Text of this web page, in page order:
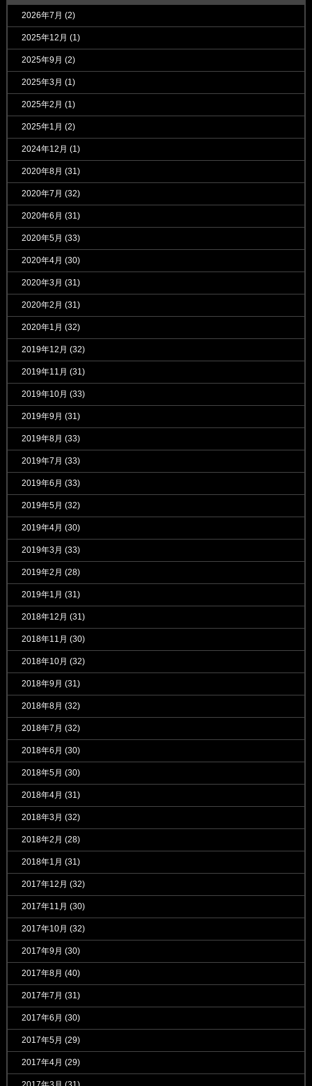
2026年7月 (2)
2025年12月 (1)
2025年9月 (2)
2025年3月 (1)
2025年2月 (1)
2025年1月 (2)
2024年12月 (1)
2020年8月 (31)
2020年7月 (32)
2020年6月 (31)
2020年5月 (33)
2020年4月 (30)
2020年3月 (31)
2020年2月 (31)
2020年1月 (32)
2019年12月 (32)
2019年11月 (31)
2019年10月 (33)
2019年9月 (31)
2019年8月 (33)
2019年7月 (33)
2019年6月 (33)
2019年5月 (32)
2019年4月 (30)
2019年3月 (33)
2019年2月 (28)
2019年1月 (31)
2018年12月 (31)
2018年11月 (30)
2018年10月 (32)
2018年9月 (31)
2018年8月 (32)
2018年7月 (32)
2018年6月 (30)
2018年5月 (30)
2018年4月 (31)
2018年3月 (32)
2018年2月 (28)
2018年1月 (31)
2017年12月 (32)
2017年11月 (30)
2017年10月 (32)
2017年9月 (30)
2017年8月 (40)
2017年7月 (31)
2017年6月 (30)
2017年5月 (29)
2017年4月 (29)